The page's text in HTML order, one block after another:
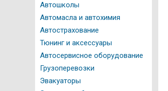
Автошколы
Автомасла и автохимия
Автострахование
Тюнинг и аксессуары
Автосервисное оборудование
Грузоперевозки
Эвакуаторы
Полезные советы
Фото и Видео